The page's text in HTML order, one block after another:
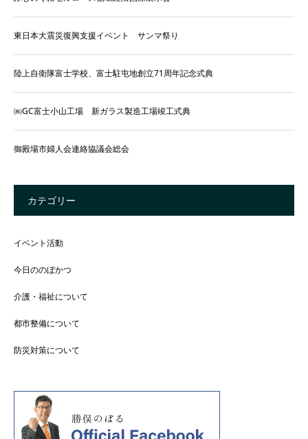
東日本大震災復興支援イベント サンマ祭り
陸上自衛隊富士学校、富士駐屯地創立71周年記念式典
㈱GC富士小山工場 新ガラス製造工場竣工式典
御殿場市婦人会連絡協議会総会
カテゴリー
イベント活動
今日ののぼかつ
介護・福祉について
都市整備について
防災対策について